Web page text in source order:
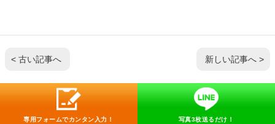
< 古い記事へ 新しい記事へ >
専用フォームでカンタン入力！ 写真3枚送るだけ！